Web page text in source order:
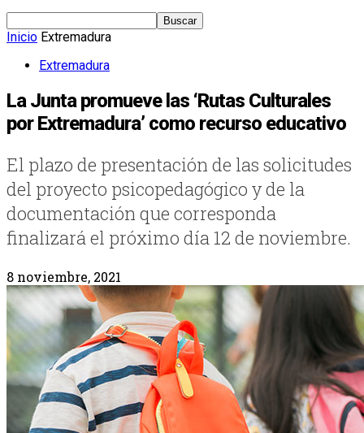
Inicio Extremadura
Extremadura
La Junta promueve las ‘Rutas Culturales
por Extremadura’ como recurso educativo
El plazo de presentación de las solicitudes
del proyecto psicopedagógico y de la
documentación que corresponda
finalizará el próximo día 12 de noviembre.
8 noviembre, 2021